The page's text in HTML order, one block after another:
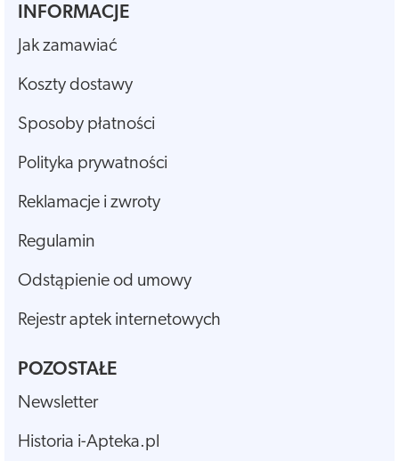
INFORMACJE
Jak zamawiać
Koszty dostawy
Sposoby płatności
Polityka prywatności
Reklamacje i zwroty
Regulamin
Odstąpienie od umowy
Rejestr aptek internetowych
POZOSTAŁE
Newsletter
Historia i-Apteka.pl